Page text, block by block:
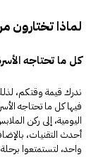
لماذا تختارون
كل ما تحتاجه
ندرك قيمة وقتكم،
فيها كل ما تحتاجه
اليومية، إلى ركن
أحدث التقنيات،
واحد، لتستمتعوا